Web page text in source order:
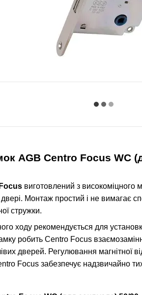
AGB Centro Focus WC
виготовлений з високоміцного
двері. Монтаж простий і не вимагає
стружки.
ходу рекомендується для
робить Centro Focus
дверей. Регулювання магнітної
Focus забезпечує надзвичайно